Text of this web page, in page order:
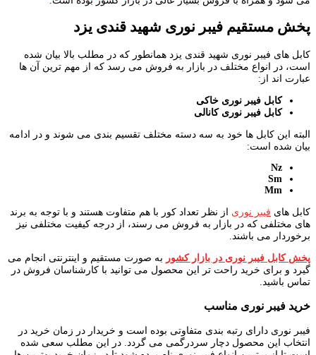
پخش مستقیم فیبر نوری شهید قندی یزد
کابل های فیبر نوری شهید قندی یزد همانطور که در مطلب بالا بیان شده
است، در انواع مختلف در بازار به فروش می رسد که از مهم ترین آن ها
عبارت اند از:
کابل فیبر نوری خاکی
کابل فیبر نوری کانالی
البته این کابل ها خود به سه دسته مختلف تقسیم بندی می شوند و در ادامه
بیان شده است:
Nz
Sm
Mm
کابل های فیبر نوری از نظر تعداد کور با هم متفاوت هستند و با توجه به برند
های مختلفی که در بازار به فروش می رسند، از درجه کیفیت مختلفی نیز
برخوردار می باشند.
پخش کابل فیبر نوری در بازار کشور به صورت مستقیم و اینترنتی انجام می
گیرد و برای خرید راحت تر این محصول می توانید با کارشناسان فروش در
تماس باشید.
خرید فیبر نوری مناسب
فیبر نوری دارای رتبه بندی متفاوتی بوده است و خریدار در زمان خرید در
انتخاب این محصول دچار سردرگمی می گردد. در این مطلب سعی شده